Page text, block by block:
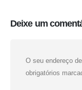
Deixe um
O seu endereço
obrigatórios